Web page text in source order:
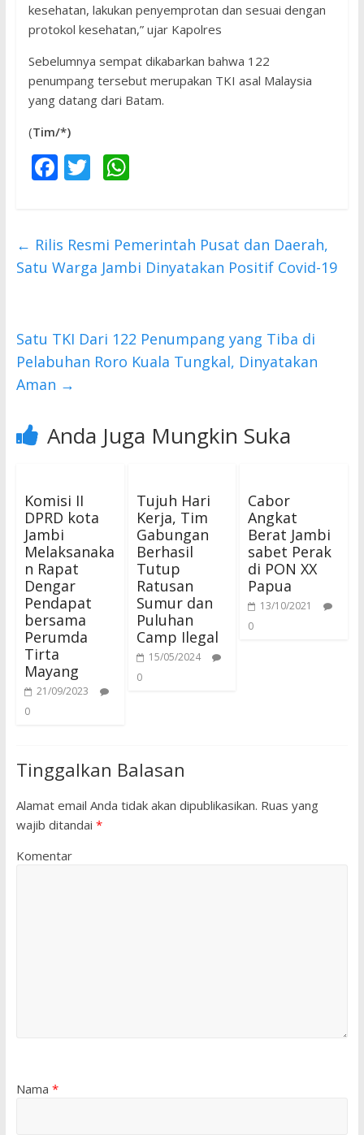
kesehatan, lakukan penyemprotan dan sesuai dengan
protokol kesehatan,” ujar Kapolres
Sebelumnya sempat dikabarkan bahwa 122
penumpang tersebut merupakan TKI asal Malaysia
yang datang dari Batam.
(Tim/*)
F
b
o
T
er
W
s
A
← Rilis Resmi Pemerintah Pusat dan Daerah,
Satu Warga Jambi Dinyatakan Positif Covid-19
Satu TKI Dari 122 Penumpang yang Tiba di
Pelabuhan Roro Kuala Tungkal, Dinyatakan
Aman →
Anda Juga Mungkin Suka
Komisi II
DPRD kota
Jambi
Melaksanaka
n Rapat
Dengar
Pendapat
bersama
Perumda
Tirta
Mayang
21/09/2023
0
Tujuh Hari
Kerja, Tim
Gabungan
Berhasil
Tutup
Ratusan
Sumur dan
Puluhan
Camp Ilegal
15/05/2024
0
Cabor
Angkat
Berat Jambi
sabet Perak
di PON XX
Papua
13/10/2021
0
Tinggalkan Balasan
Alamat email Anda tidak akan dipublikasikan. Ruas yang
wajib ditandai *
Komentar
Nama *